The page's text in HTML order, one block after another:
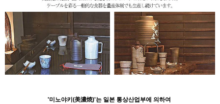
'미노야키(美濃焼)'는 일본 통상산업부에 의하여